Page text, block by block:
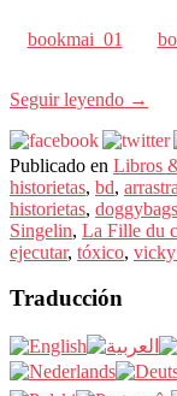
bookmai_01
Seguir leyendo →
Publicado en Libros
historietas, bd,
historietas, doggybags
Singelin, La Fille du
ejecutar, tóxico, vicky
Traducción